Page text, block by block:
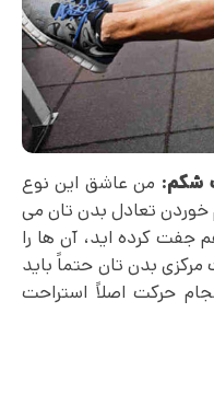
شکم: من عاشق این نوع
تعادل بدن تان می
جفت کرده اید، آن ها را
بدن تان حتماً باید
حرکت اصلاً استراحت